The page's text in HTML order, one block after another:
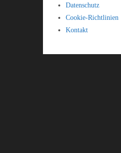
Datenschutz
Cookie-Richtlinien
Kontakt